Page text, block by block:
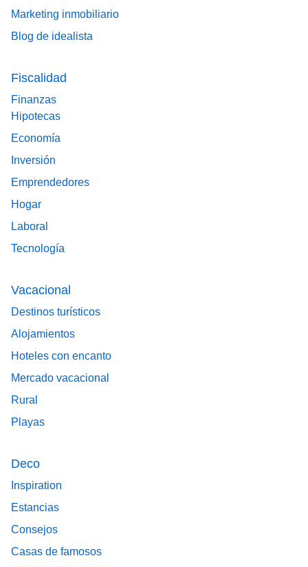
Marketing inmobiliario
Blog de idealista
Fiscalidad
Finanzas
Hipotecas
Economía
Inversión
Emprendedores
Hogar
Laboral
Tecnología
Vacacional
Destinos turísticos
Alojamientos
Hoteles con encanto
Mercado vacacional
Rural
Playas
Deco
Inspiration
Estancias
Consejos
Casas de famosos